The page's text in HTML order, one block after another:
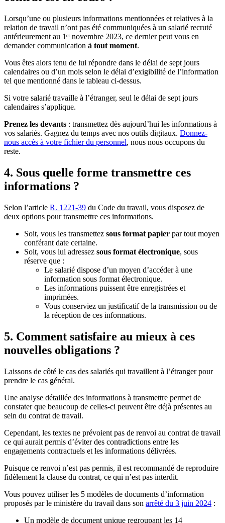
Lorsqu’une ou plusieurs informations mentionnées et relatives à la
relation de travail n’ont pas été communiquées à un salarié recruté
antérieurement au 1ᵉʳ novembre 2023, ce dernier peut vous en
demander communication à tout moment.
Vous êtes alors tenu de lui répondre dans le délai de sept jours
calendaires ou d’un mois selon le délai d’exigibilité de l’information
tel que mentionné dans le tableau ci-dessus.
Si votre salarié travaille à l’étranger, seul le délai de sept jours
calendaires s’applique.
Prenez les devants : transmettez dès aujourd’hui les informations à
vos salariés. Gagnez du temps avec nos outils digitaux. Donnez-
nous accès à votre fichier du personnel, nous nous occupons du
reste.
4. Sous quelle forme transmettre ces
informations ?
Selon l’article R. 1221-39 du Code du travail, vous disposez de
deux options pour transmettre ces informations.
Soit, vous les transmettez sous format papier par tout moyen
conférant date certaine.
Soit, vous lui adressez sous format électronique, sous
réserve que :
Le salarié dispose d’un moyen d’accéder à une
information sous format électronique.
Les informations puissent être enregistrées et
imprimées.
Vous conserviez un justificatif de la transmission ou de
la réception de ces informations.
5. Comment satisfaire au mieux à ces
nouvelles obligations ?
Laissons de côté le cas des salariés qui travaillent à l’étranger pour
prendre le cas général.
Une analyse détaillée des informations à transmettre permet de
constater que beaucoup de celles-ci peuvent être déjà présentes au
sein du contrat de travail.
Cependant, les textes ne prévoient pas de renvoi au contrat de travail
ce qui aurait permis d’éviter des contradictions entre les
engagements contractuels et les informations délivrées.
Puisque ce renvoi n’est pas permis, il est recommandé de reproduire
fidèlement la clause du contrat, ce qui n’est pas interdit.
Vous pouvez utiliser les 5 modèles de documents d’information
proposés par le ministère du travail dans son arrêté du 3 juin 2024 :
Un modèle de document unique regroupant les 14